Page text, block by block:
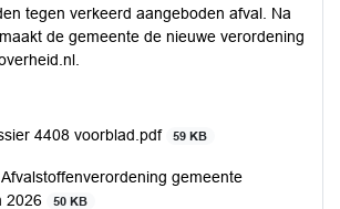
tegen verkeerd aangeboden afval. Na
de gemeente de nieuwe verordening
4408 voorblad.pdf
59 KB
gemeente
2026
50 KB